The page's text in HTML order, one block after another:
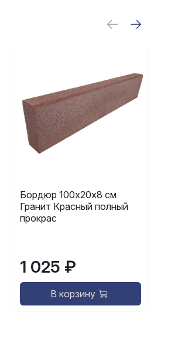
Бордюр 100х20х8 см
Гранит Красный полный
прокрас
1 025 ₽
В корзину